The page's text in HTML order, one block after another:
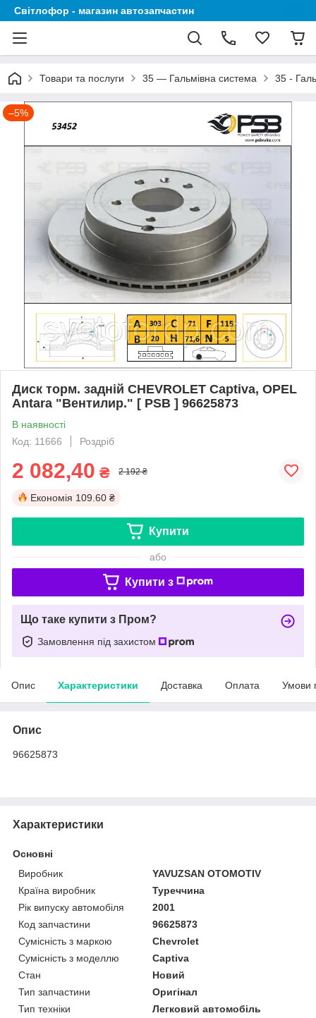
Світлофор - магазин автозапчастин
Товари та послуги 35 — Гальмівна система 35 -
–5%
Диск торм. задній CHEVROLET Captiva, OPEL
Antara "Вентилир." [ PSB ] 96625873
В наявності
Код: 11666
Роздріб
2 082,40 ₴ 2 192 ₴
Економія 109.60 ₴
Купити
або
Купити з
Що таке купити з Пром?
Замовлення під захистом
Опис Характеристики Доставка Оплата Умови
Опис
96625873
Характеристики
Основні
Виробник
YAVUZSAN OTOMOTIV
Країна виробник
Туреччина
Рік випуску автомобіля
2001
Код запчастини
96625873
Сумісність з маркою
Chevrolet
Сумісність з моделлю
Captiva
Стан
Новий
Тип запчастини
Оригінал
Тип техніки
Легковий автомобіль